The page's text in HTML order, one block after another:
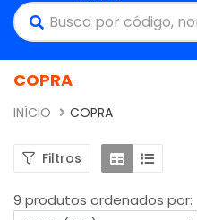
COPRA
INÍCIO COPRA
Filtros
9 produtos ordenados por: